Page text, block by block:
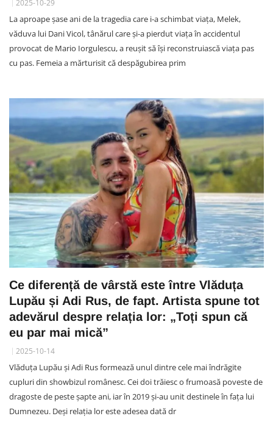
2025-10-29
La aproape șase ani de la tragedia care i-a schimbat viața, Melek,
văduva lui Dani Vicol, tânărul care și-a pierdut viața în accidentul
provocat de Mario Iorgulescu, a reușit să își reconstruiască viața pas
cu pas. Femeia a mărturisit că despăgubirea prim
Ce diferență de vârstă este între Vlăduța
Lupău și Adi Rus, de fapt. Artista spune tot
adevărul despre relația lor: „Toți spun că
eu par mai mică”
2025-10-14
Vlăduța Lupău și Adi Rus formează unul dintre cele mai îndrăgite
cupluri din showbizul românesc. Cei doi trăiesc o frumoasă poveste de
dragoste de peste șapte ani, iar în 2019 și-au unit destinele în fața lui
Dumnezeu. Deși relația lor este adesea dată dr